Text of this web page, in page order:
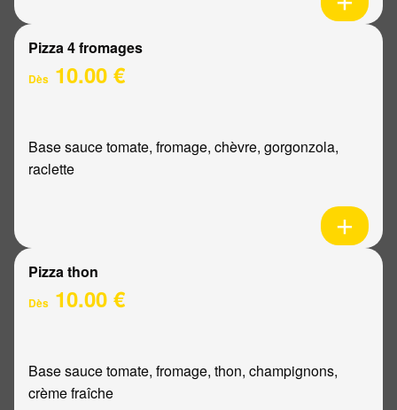
Pizza 4 fromages
Dès 10.00 €
Base sauce tomate, fromage, chèvre, gorgonzola,
raclette
Pizza thon
Dès 10.00 €
Base sauce tomate, fromage, thon, champignons,
crème fraîche